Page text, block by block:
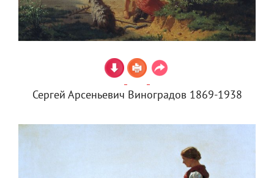
Сергей Арсеньевич Виноградов 1869-1938